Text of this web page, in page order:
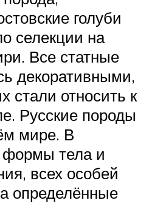
голуби
селекции на
Все статные
декоративными,
стали относить к
Русские породы
мире. В
формы тела и
всех особей
определённые